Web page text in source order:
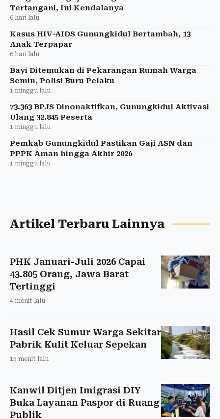
Tertangani, Ini Kendalanya
6 hari lalu
Kasus HIV-AIDS Gunungkidul Bertambah, 13
Anak Terpapar
6 hari lalu
Bayi Ditemukan di Pekarangan Rumah Warga
Semin, Polisi Buru Pelaku
1 minggu lalu
73.363 BPJS Dinonaktifkan, Gunungkidul Aktivasi
Ulang 32.845 Peserta
1 minggu lalu
Pemkab Gunungkidul Pastikan Gaji ASN dan
PPPK Aman hingga Akhir 2026
1 minggu lalu
Artikel Terbaru Lainnya
PHK Januari-Juli 2026 Capai
43.805 Orang, Jawa Barat
Tertinggi
4 menit lalu
Hasil Cek Sumur Warga Sekitar
Pabrik Kulit Keluar Sepekan
15 menit lalu
Kanwil Ditjen Imigrasi DIY
Buka Layanan Paspor di Ruang
Publik